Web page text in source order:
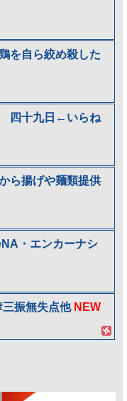
を自ら絞め殺した
四十九日←いらね
ら揚げや麺類提供
・エンカーナシ
振無失点他 NEW